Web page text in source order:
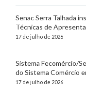
Senac Serra Talhada
Técnicas de
17 de julho de 2026
Sistema Fecomércio/
do Sistema Comércio
17 de julho de 2026